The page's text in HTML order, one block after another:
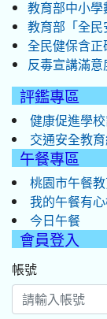
教育部中小學
教育部「全民
全民健保含正
反毒宣講滿意
評鑑專區
健康促進學
交通安全教育
午餐專區
桃園市午餐
我的午餐有心
今日午餐
會員登入
帳號